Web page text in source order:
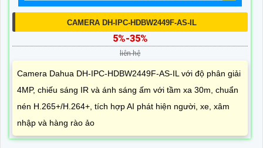
CAMERA DH-IPC-HDBW2449F-AS-IL
5%-35%
liên hệ
Camera Dahua DH-IPC-HDBW2449F-AS-IL với độ phân giải
4MP, chiếu sáng IR và ánh sáng ấm với tầm xa 30m, chuẩn
nén H.265+/H.264+, tích hợp AI phát hiện người, xe, xâm
nhập và hàng rào ảo